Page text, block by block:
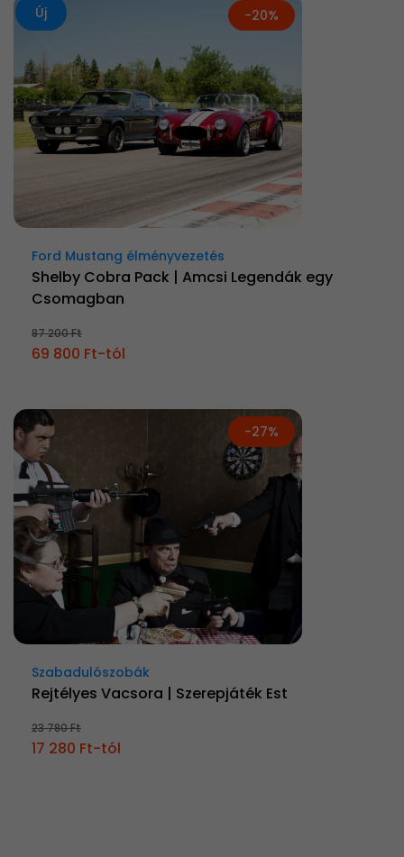
Új -20%
Ford Mustang élményvezetés
Shelby Cobra Pack | Amcsi Legendák egy
Csomagban
87 200 Ft
69 800 Ft-tól
-27%
Szabadulószobák
Rejtélyes Vacsora | Szerepjáték Est
23 780 Ft
17 280 Ft-tól